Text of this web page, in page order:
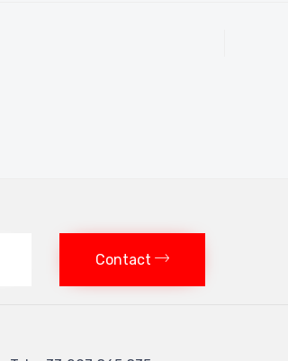
Contact